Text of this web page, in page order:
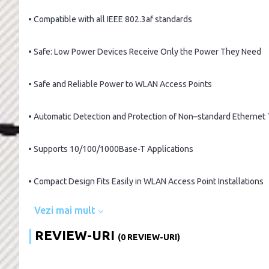
• Compatible with all IEEE 802.3af standards
• Safe: Low Power Devices Receive Only the Power They Need
• Safe and Reliable Power to WLAN Access Points
• Automatic Detection and Protection of Non–standard Ethernet
• Supports 10/100/1000Base-T Applications
• Compact Design Fits Easily in WLAN Access Point Installations
Vezi mai mult
REVIEW-URI (0 REVIEW-URI)